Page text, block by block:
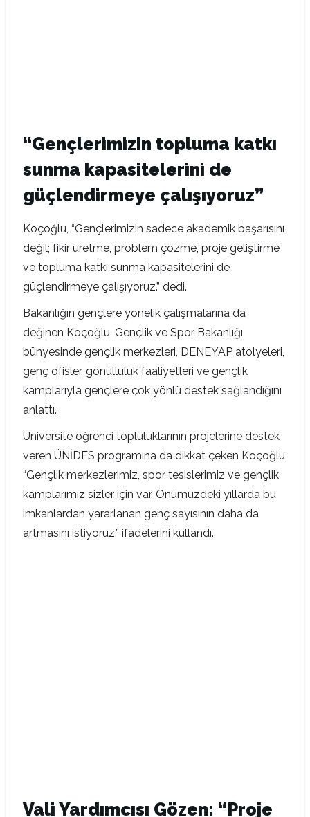
“Gençlerimizin topluma katkı
sunma kapasitelerini de
güçlendirmeye çalışıyoruz”
Koçoğlu, “Gençlerimizin sadece akademik başarısını
değil; fikir üretme, problem çözme, proje geliştirme
ve topluma katkı sunma kapasitelerini de
güçlendirmeye çalışıyoruz.” dedi.
Bakanlığın gençlere yönelik çalışmalarına da
değinen Koçoğlu, Gençlik ve Spor Bakanlığı
bünyesinde gençlik merkezleri, DENEYAP atölyeleri,
genç ofisler, gönüllülük faaliyetleri ve gençlik
kamplarıyla gençlere çok yönlü destek sağlandığını
anlattı.
Üniversite öğrenci topluluklarının projelerine destek
veren ÜNİDES programına da dikkat çeken Koçoğlu,
“Gençlik merkezlerimiz, spor tesislerimiz ve gençlik
kamplarımız sizler için var. Önümüzdeki yıllarda bu
imkanlardan yararlanan genç sayısının daha da
artmasını istiyoruz.” ifadelerini kullandı.
Vali Yardımcısı Gözen: “Proje